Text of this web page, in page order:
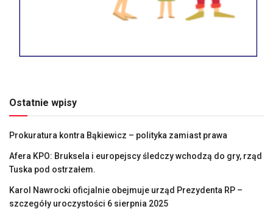
Ostatnie wpisy
Prokuratura kontra Bąkiewicz – polityka zamiast prawa
Afera KPO: Bruksela i europejscy śledczy wchodzą do gry, rząd
Tuska pod ostrzałem.
Karol Nawrocki oficjalnie obejmuje urząd Prezydenta RP –
szczegóły uroczystości 6 sierpnia 2025